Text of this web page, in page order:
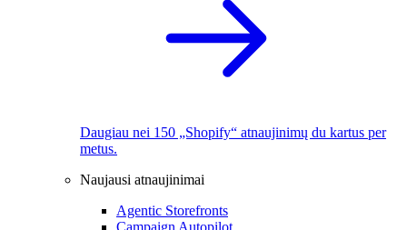
Daugiau nei 150 „Shopify“ atnaujinimų du kartus per
metus.
Naujausi atnaujinimai
Agentic Storefronts
Campaign Autopilot